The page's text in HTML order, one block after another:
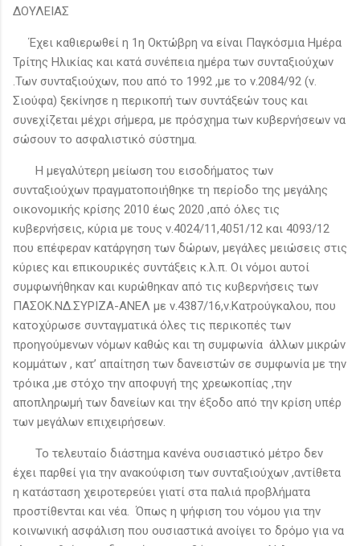
ΔΟΥΛΕΙΑΣ
Έχει καθιερωθεί η 1η Οκτώβρη να είναι Παγκόσμια Ημέρα
Τρίτης Ηλικίας και κατά συνέπεια ημέρα των συνταξιούχων
.Των συνταξιούχων, που από το 1992 ,με το ν.2084/92 (ν.
Σιούφα) ξεκίνησε η περικοπή των συντάξεών τους και
συνεχίζεται μέχρι σήμερα, με πρόσχημα των κυβερνήσεων να
σώσουν το ασφαλιστικό σύστημα.
Η μεγαλύτερη μείωση του εισοδήματος των
συνταξιούχων πραγματοποιήθηκε τη περίοδο της μεγάλης
οικονομικής κρίσης 2010 έως 2020 ,από όλες τις
κυβερνήσεις, κύρια με τους ν.4024/11,4051/12 και 4093/12
που επέφεραν κατάργηση των δώρων, μεγάλες μειώσεις στις
κύριες και επικουρικές συντάξεις κ.λ.π. Οι νόμοι αυτοί
συμφωνήθηκαν και κυρώθηκαν από τις κυβερνήσεις των
ΠΑΣΟΚ.ΝΔ.ΣΥΡΙΖΑ-ΑΝΕΛ με ν.4387/16,ν.Κατρούγκαλου, που
κατοχύρωσε συνταγματικά όλες τις περικοπές των
προηγούμενων νόμων καθώς και τη συμφωνία άλλων μικρών
κομμάτων , κατ’ απαίτηση των δανειστών σε συμφωνία με την
τρόικα ,με στόχο την αποφυγή της χρεωκοπίας ,την
αποπληρωμή των δανείων και την έξοδο από την κρίση υπέρ
των μεγάλων επιχειρήσεων.
Το τελευταίο διάστημα κανένα ουσιαστικό μέτρο δεν
έχει παρθεί για την ανακούφιση των συνταξιούχων ,αντίθετα
η κατάσταση χειροτερεύει γιατί στα παλιά προβλήματα
προστίθενται και νέα. Όπως η ψήφιση του νόμου για την
κοινωνική ασφάλιση που ουσιαστικά ανοίγει το δρόμο για να